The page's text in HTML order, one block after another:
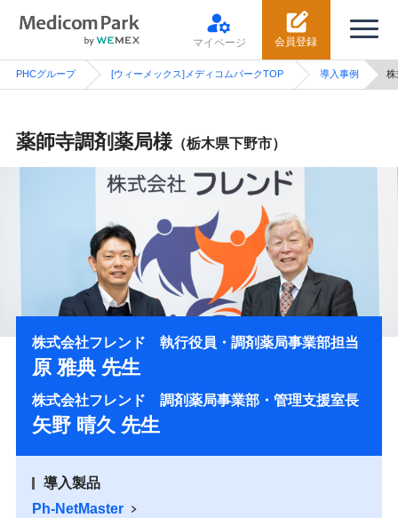
会員登録
マイページ
PHCグループ [ウィーメックス]メディコムパークTOP 導入事例 株
薬師寺調剤薬局様（栃木県下野市）
株式会社フレンド 執行役員・調剤薬局事業部担当
原 雅典 先生
株式会社フレンド 調剤薬局事業部・管理支援室長
矢野 晴久 先生
導入製品
Ph-NetMaster